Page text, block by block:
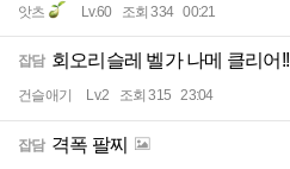
앗츠 Lv.60 조회 334 00:21
잡담 회오리슬레 벨가 나메 클리어!!
건슬애기 Lv.2 조회 315 23:04
잡담 격폭 팔찌